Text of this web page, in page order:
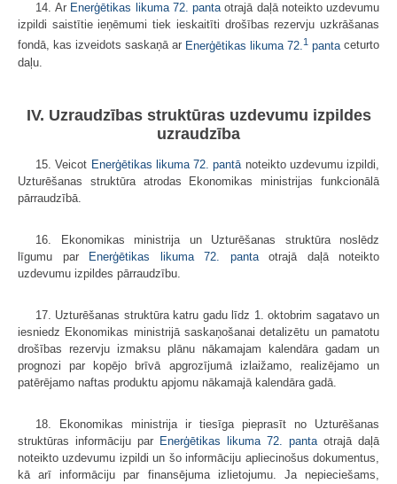
14. Ar Enerģētikas likuma 72. pantaotrajā daļā noteikto uzdevumu
izpildi saistītie ieņēmumi tiek ieskaitīti drošības rezervju uzkrāšanas
fondā, kas izveidots saskaņā ar Enerģētikas likuma 72. 1 panta ceturto
daļu.
IV. Uzraudzības struktūras uzdevumu izpildes
uzraudzība
15. Veicot Enerģētikas likuma 72. pantānoteikto uzdevumu izpildi,
Uzturēšanas struktūra atrodas Ekonomikas ministrijas funkcionālā
pārraudzībā.
16. Ekonomikas ministrija un Uzturēšanas struktūra noslēdz
līgumu par
Enerģētikas likuma 72. pantaotrajā daļā noteikto
uzdevumu izpildes pārraudzību.
17. Uzturēšanas struktūra katru gadu līdz 1. oktobrim sagatavo un
iesniedz Ekonomikas ministrijā saskaņošanai detalizētu un pamatotu
drošības rezervju izmaksu plānu nākamajam kalendāra gadam un
prognozi par kopējo brīvā apgrozījumā izlaižamo, realizējamo un
patērējamo naftas produktu apjomu nākamajā kalendāra gadā.
18. Ekonomikas ministrija ir tiesīga pieprasīt no Uzturēšanas
struktūras informāciju par Enerģētikas likuma 72. pantaotrajā daļā
noteikto uzdevumu izpildi un šo informāciju apliecinošus dokumentus,
kā arī informāciju par finansējuma izlietojumu. Ja nepieciešams,